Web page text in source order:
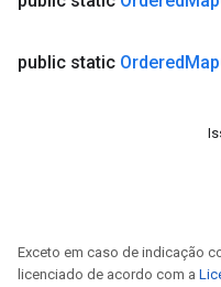
public static OrderedMap
Exceto em caso de indicação
licenciado de acordo com a